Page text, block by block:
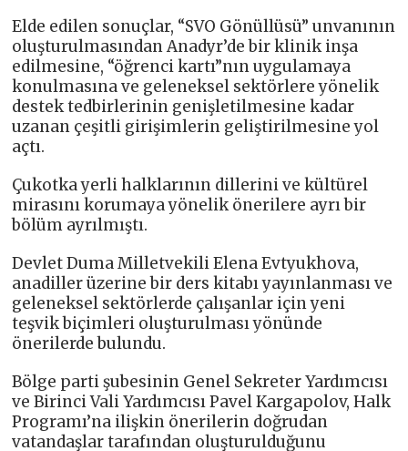
Elde edilen sonuçlar, “SVO Gönüllüsü” unvanının
oluşturulmasından Anadyr’de bir klinik inşa
edilmesine, “öğrenci kartı”nın uygulamaya
konulmasına ve geleneksel sektörlere yönelik
destek tedbirlerinin genişletilmesine kadar
uzanan çeşitli girişimlerin geliştirilmesine yol
açtı.
Çukotka yerli halklarının dillerini ve kültürel
mirasını korumaya yönelik önerilere ayrı bir
bölüm ayrılmıştı.
Devlet Duma Milletvekili Elena Evtyukhova,
anadiller üzerine bir ders kitabı yayınlanması ve
geleneksel sektörlerde çalışanlar için yeni
teşvik biçimleri oluşturulması yönünde
önerilerde bulundu.
Bölge parti şubesinin Genel Sekreter Yardımcısı
ve Birinci Vali Yardımcısı Pavel Kargapolov, Halk
Programı’na ilişkin önerilerin doğrudan
vatandaşlar tarafından oluşturulduğunu